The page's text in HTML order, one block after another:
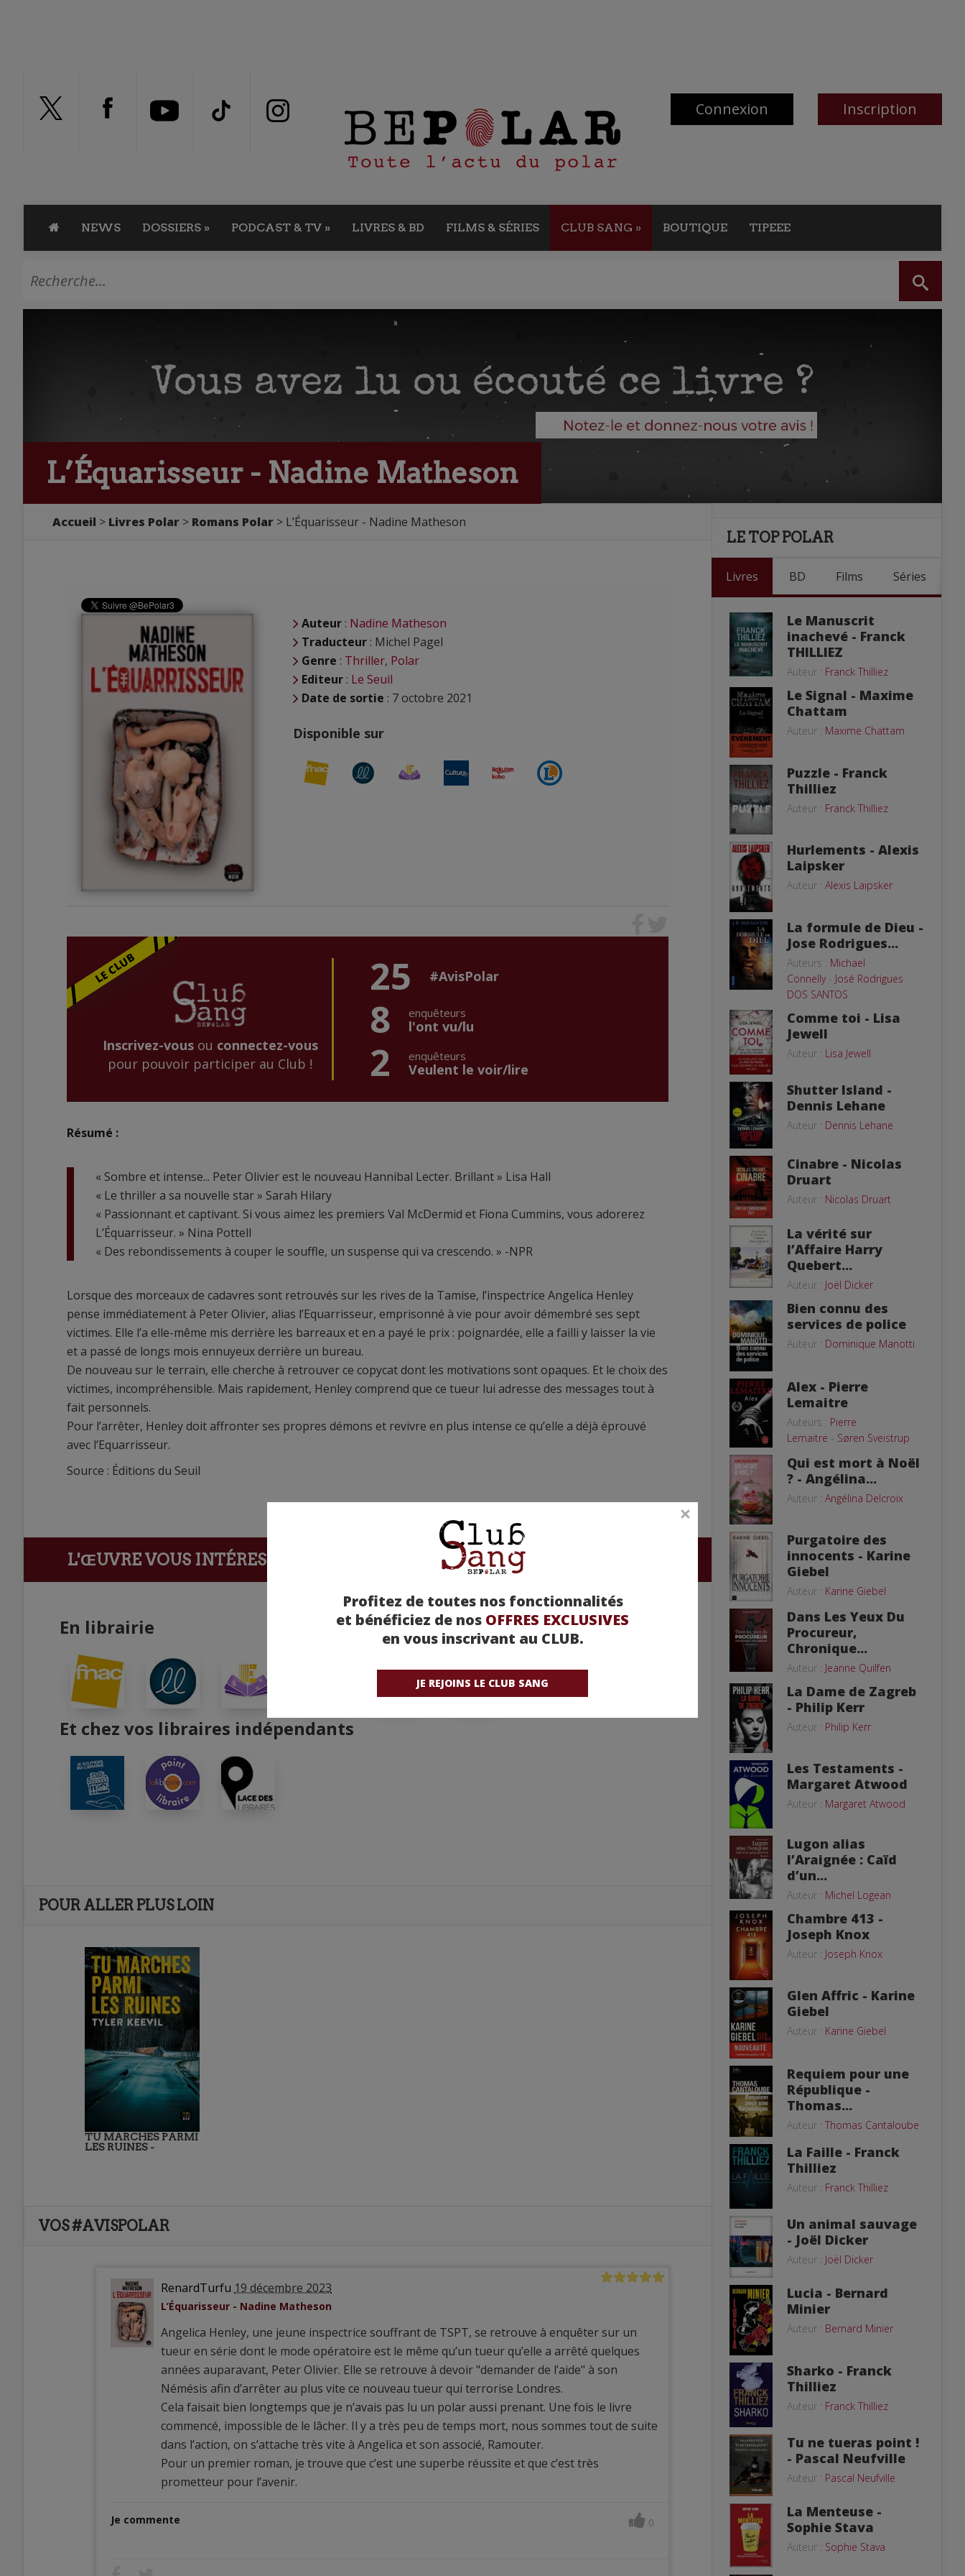
Connexion Inscription
NEWS DOSSIERS » PODCAST & TV » LIVRES & BD FILMS & SÉRIES CLUB SANG » BOUTIQUE TIPEEE
Profitez de toutes nos fonctionnalités
et bénéficiez de nos OFFRES EXCLUSIVES
en vous inscrivant au CLUB.
JE REJOINS LE CLUB SANG
L’Équarisseur - Nadine Matheson
Accueil Livres Polar Romans Polar L’Équarisseur - Nadine Matheson
Auteur : Nadine Matheson
Traducteur : Michel Pagel
Genre : Thriller, Polar
Editeur : Le Seuil
Date de sortie : 7 octobre 2021
Disponible sur
Inscrivez-vousou connectez-vous
pour pouvoir participer au Club !
25 #AvisPolar
8 enquêteurs
l'ont vu/lu
2 enquêteurs
Veulent le voir/lire
Résumé :
« Sombre et intense... Peter Olivier est le nouveau Hannibal Lecter. Brillant » Lisa Hall
« Le thriller a sa nouvelle star » Sarah Hilary
« Passionnant et captivant. Si vous aimez les premiers Val McDermid et Fiona Cummins, vous adorerez
L’Équarrisseur. » Nina Pottell
« Des rebondissements à couper le souffle, un suspense qui va crescendo. » -NPR
Lorsque des morceaux de cadavres sont retrouvés sur les rives de la Tamise, l’inspectrice Angelica Henley
pense immédiatement à Peter Olivier, alias l’Equarrisseur, emprisonné à vie pour avoir démembré ses sept
victimes. Elle l’a elle-même mis derrière les barreaux et en a payé le prix : poignardée, elle a failli y laisser la vie
et a passé de longs mois ennuyeux derrière un bureau.
De nouveau sur le terrain, elle cherche à retrouver ce copycat dont les motivations sont opaques. Et le choix des
victimes, incompréhensible. Mais rapidement, Henley comprend que ce tueur lui adresse des messages tout à
fait personnels.
Pour l’arrêter, Henley doit affronter ses propres démons et revivre en plus intense ce qu’elle a déjà éprouvé
avec l’Equarrisseur.
Source : Éditions du Seuil
L'ŒUVRE VOUS INTÉRESSE ? Achetez-la chez nos partenaires !
En librairie
Et chez vos libraires indépendants
POUR ALLER PLUS LOIN
TU MARCHES PARMI
LES RUINES -
VOS #AVISPOLAR
RenardTurfu 19 décembre 2023
L’Équarisseur - Nadine Matheson
Angelica Henley, une jeune inspectrice souffrant de TSPT, se retrouve à enquêter sur un
tueur en série dont le mode opératoire est le même qu’un tueur qu’elle a arrêté quelques
années auparavant, Peter Olivier. Elle se retrouve à devoir "demander de l’aide" à son
Némésis afin d’arrêter au plus vite ce nouveau tueur qui terrorise Londres.
Cela faisait bien longtemps que je n’avais pas lu un polar aussi prenant. Une fois le livre
commencé, impossible de le lâcher. Il y a très peu de temps mort, nous sommes tout de suite
dans l’action, on s’attache très vite à Angelica et son associé, Ramouter.
Pour un premier roman, je trouve que c’est une superbe réussite et que c’est très
prometteur pour l’avenir.
Je commente 0
LE TOP POLAR
Livres BD Films Séries
Le Manuscrit
inachevé - Franck
THILLIEZ
Auteur : Franck Thilliez
Le Signal - Maxime
Chattam
Auteur : Maxime Chattam
Puzzle - Franck
Thilliez
Auteur : Franck Thilliez
Hurlements - Alexis
Laipsker
Auteur : Alexis Laipsker
La formule de Dieu -
Jose Rodrigues...
Auteurs : Michael
Connelly- José Rodrigues
DOS SANTOS
Comme toi - Lisa
Jewell
Auteur : Lisa Jewell
Shutter Island -
Dennis Lehane
Auteur : Dennis Lehane
Cinabre - Nicolas
Druart
Auteur : Nicolas Druart
La vérité sur
l’Affaire Harry
Quebert...
Auteur : Joël Dicker
Bien connu des
services de police
Auteur : Dominique Manotti
Alex - Pierre
Lemaitre
Auteurs : Pierre
Lemaitre - Søren Sveistrup
Qui est mort à Noël
? - Angélina...
Auteur : Angélina Delcroix
Purgatoire des
innocents - Karine
Giebel
Auteur : Karine Giebel
Dans Les Yeux Du
Procureur,
Chronique...
Auteur : Jeanne Quilfen
La Dame de Zagreb
- Philip Kerr
Auteur : Philip Kerr
Les Testaments -
Margaret Atwood
Auteur : Margaret Atwood
Lugon alias
l’Araignée : Caïd
d’un...
Auteur : Michel Logean
Chambre 413 -
Joseph Knox
Auteur : Joseph Knox
Glen Affric - Karine
Giebel
Auteur : Karine Giebel
Requiem pour une
République -
Thomas...
Auteur : Thomas Cantaloube
La Faille - Franck
Thilliez
Auteur : Franck Thilliez
Un animal sauvage
- Joël Dicker
Auteur : Joël Dicker
Lucia - Bernard
Minier
Auteur : Bernard Minier
Sharko - Franck
Thilliez
Auteur : Franck Thilliez
Tu ne tueras point !
- Pascal Neufville
Auteur : Pascal Neufville
La Menteuse -
Sophie Stava
Auteur : Sophie Stava